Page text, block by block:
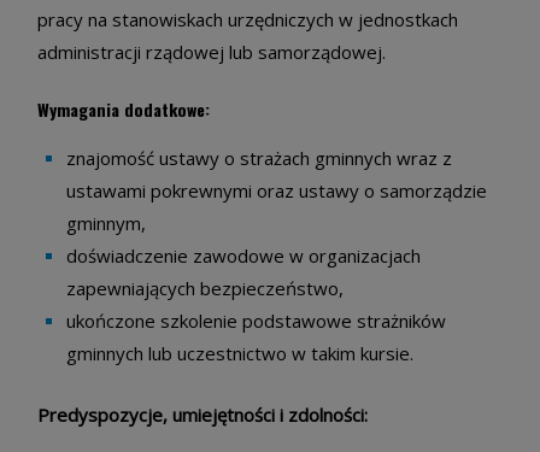
pracy na stanowiskach urzędniczych w jednostkach
administracji rządowej lub samorządowej.
Wymagania dodatkowe:
znajomość ustawy o strażach gminnych wraz z
ustawami pokrewnymi oraz ustawy o samorządzie
gminnym,
doświadczenie zawodowe w organizacjach
zapewniających bezpieczeństwo,
ukończone szkolenie podstawowe strażników
gminnych lub uczestnictwo w takim kursie.
Predyspozycje, umiejętności i zdolności: